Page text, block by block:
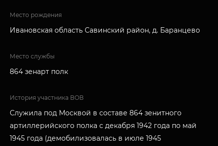
Место рождения
Ивановская область Савинский район, д. Баранцево
Место службы
864 зенарт полк
История участника ВОВ
Служила под Москвой в составе 864 зенитного
артиллерийского полка с декабря 1942 года по май
1945 года (демобилизовалась в июле 1945